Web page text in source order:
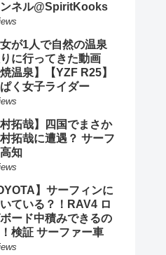
ネル@SpiritKooks
が1人で自然の温泉
に行ってきた動画
焼温泉】【YZF R25】
く女子ライダー
村拓哉】四国でまさか
拓哉に遭遇？ サーフ
知
】サーフィンに
ている？！RAV4 ロ
ード中積みできるの
検証 サーファー車